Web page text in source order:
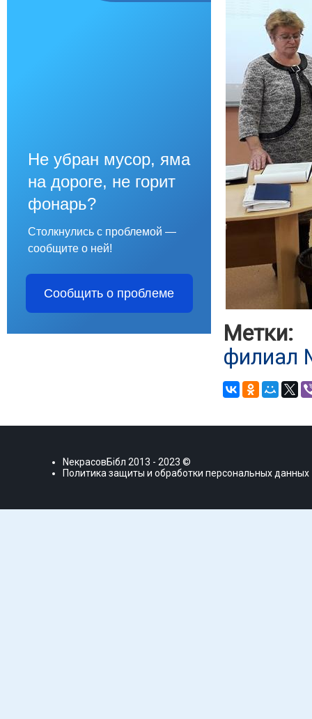
Не убран мусор, яма
на дороге, не горит
фонарь?
Столкнулись с проблемой —
сообщите о ней!
Сообщить о проблеме
Метки:
филиал
NекрасовБiбл 2013 - 2023 ©
Политика защиты и обработки персональных данных